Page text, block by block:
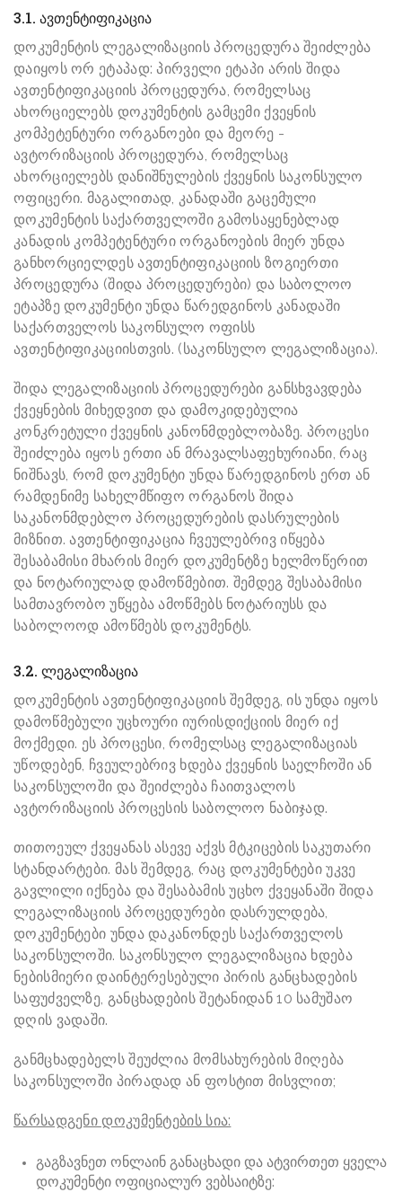
3.1. ავთენტიფიკაცია
დოკუმენტის ლეგალიზაციის პროცედურა შეიძლება
დაიყოს ორ ეტაპად: პირველი ეტაპი არის შიდა
ავთენტიფიკაციის პროცედურა, რომელსაც
ახორციელებს დოკუმენტის გამცემი ქვეყნის
კომპეტენტური ორგანოები და მეორე -
ავტორიზაციის პროცედურა, რომელსაც
ახორციელებს დანიშნულების ქვეყნის საკონსულო
ოფიცერი. მაგალითად, კანადაში გაცემული
დოკუმენტის საქართველოში გამოსაყენებლად
კანადის კომპეტენტური ორგანოების მიერ უნდა
განხორციელდეს ავთენტიფიკაციის ზოგიერთი
პროცედურა (შიდა პროცედურები) და საბოლოო
ეტაპზე დოკუმენტი უნდა წარედგინოს კანადაში
საქართველოს საკონსულო ოფისს
ავთენტიფიკაციისთვის. (საკონსულო ლეგალიზაცია).
შიდა ლეგალიზაციის პროცედურები განსხვავდება
ქვეყნების მიხედვით და დამოკიდებულია
კონკრეტული ქვეყნის კანონმდებლობაზე. პროცესი
შეიძლება იყოს ერთი ან მრავალსაფეხურიანი, რაც
ნიშნავს, რომ დოკუმენტი უნდა წარედგინოს ერთ ან
რამდენიმე სახელმწიფო ორგანოს შიდა
საკანონმდებლო პროცედურების დასრულების
მიზნით. ავთენტიფიკაცია ჩვეულებრივ იწყება
შესაბამისი მხარის მიერ დოკუმენტზე ხელმოწერით
და ნოტარიულად დამოწმებით. შემდეგ შესაბამისი
სამთავრობო უწყება ამოწმებს ნოტარიუსს და
საბოლოოდ ამოწმებს დოკუმენტს.
3.2. ლეგალიზაცია
დოკუმენტის ავთენტიფიკაციის შემდეგ, ის უნდა იყოს
დამოწმებული უცხოური იურისდიქციის მიერ იქ
მოქმედი. ეს პროცესი, რომელსაც ლეგალიზაციას
უწოდებენ, ჩვეულებრივ ხდება ქვეყნის საელჩოში ან
საკონსულოში და შეიძლება ჩაითვალოს
ავტორიზაციის პროცესის საბოლოო ნაბიჯად.
თითოეულ ქვეყანას ასევე აქვს მტკიცების საკუთარი
სტანდარტები. მას შემდეგ, რაც დოკუმენტები უკვე
გავლილი იქნება და შესაბამის უცხო ქვეყანაში შიდა
ლეგალიზაციის პროცედურები დასრულდება,
დოკუმენტები უნდა დაკანონდეს საქართველოს
საკონსულოში. საკონსულო ლეგალიზაცია ხდება
ნებისმიერი დაინტერესებული პირის განცხადების
საფუძველზე, განცხადების შეტანიდან 10 სამუშაო
დღის ვადაში.
განმცხადებელს შეუძლია მომსახურების მიღება
საკონსულოში პირადად ან ფოსტით მისვლით;
წარსადგენი დოკუმენტების სია:
გაგზავნეთ ონლაინ განაცხადი და ატვირთეთ ყველა
დოკუმენტი ოფიციალურ ვებსაიტზე: